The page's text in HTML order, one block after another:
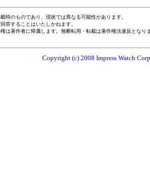
時のものであり、現状では異なる可能性があります。
答することはいたしかねます。
は著作者に帰属します。無断転用・転載は著作権法違反とな
Copyright (c) 2008 Impress Watch